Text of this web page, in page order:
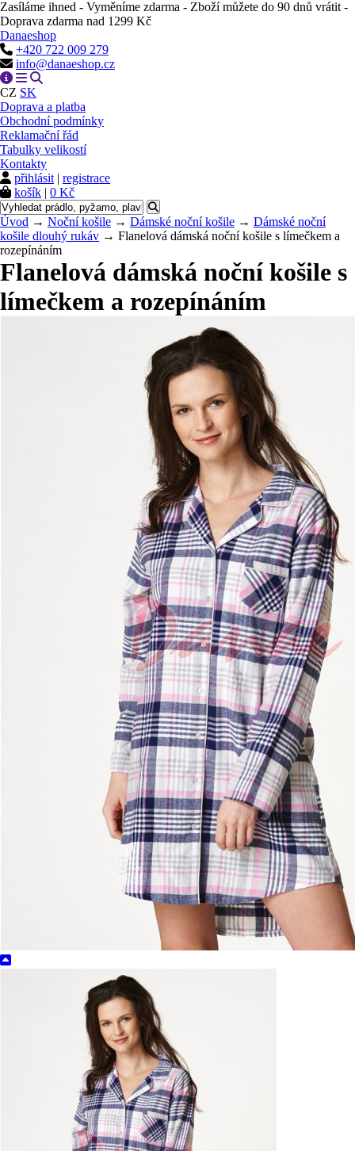
Zasíláme ihned - Vyměníme zdarma - Zboží můžete do 90 dnů vrátit -
Doprava zdarma nad 1299 Kč
Danaeshop
+420 722 009 279
info@danaeshop.cz
CZ SK
Doprava a platba
Obchodní podmínky
Reklamační řád
Tabulky velikostí
Kontakty
přihlásit | registrace
košík | 0 Kč
Úvod → Noční košile → Dámské noční košile → Dámské noční
košile dlouhý rukáv → Flanelová dámská noční košile s límečkem a
rozepínáním
Flanelová dámská noční košile s
límečkem a rozepínáním